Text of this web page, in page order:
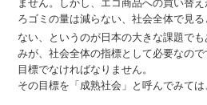
ません。しかし、エコ商品への買い替
ろゴミの量は減らない、社会全体で見る
ない、というのが日本の大きな課題で
みが、社会全体の指標として必要なの
目標でなければなりません。
その目標を「成熟社会」と呼んでみては